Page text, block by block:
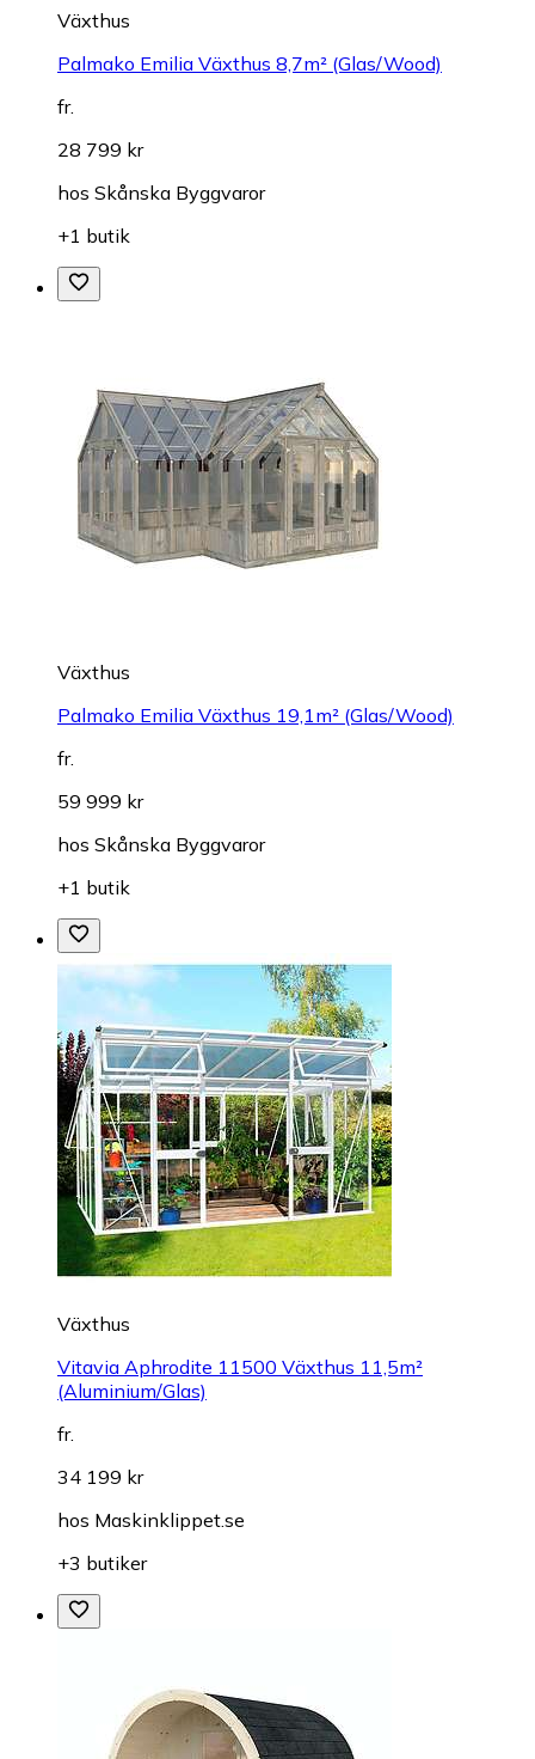
Växthus
Palmako Emilia Växthus 8,7m² (Glas/Wood)
fr.
28 799 kr
hos Skånska Byggvaror
+1 butik
Växthus
Palmako Emilia Växthus 19,1m² (Glas/Wood)
fr.
59 999 kr
hos Skånska Byggvaror
+1 butik
Växthus
Vitavia Aphrodite 11500 Växthus 11,5m²
(Aluminium/Glas)
fr.
34 199 kr
hos Maskinklippet.se
+3 butiker